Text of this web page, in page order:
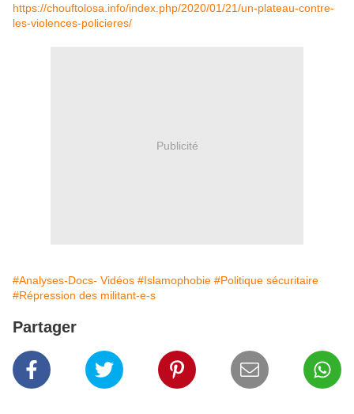
https://chouftolosa.info/index.php/2020/01/21/un-plateau-contre-
les-violences-policieres/
Publicité
#Analyses-Docs- Vidéos #Islamophobie #Politique sécuritaire
#Répression des militant-e-s
Partager